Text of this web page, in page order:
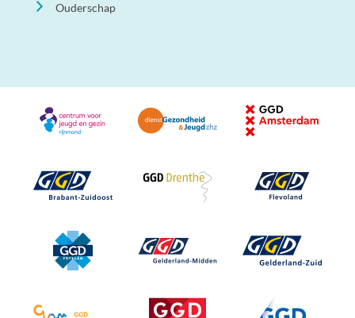
Ouderschap